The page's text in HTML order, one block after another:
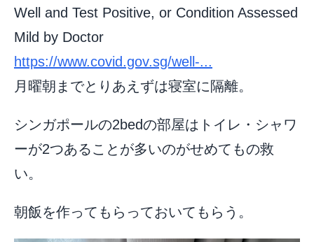
Well and Test Positive, or Condition Assessed
Mild by Doctor
https://www.covid.gov.sg/well-...
月曜朝までとりあえずは寝室に隔離。
シンガポールの2bedの部屋はトイレ・シャワ
ーが2つあることが多いのがせめてもの救
い。
朝飯を作ってもらっておいてもらう。